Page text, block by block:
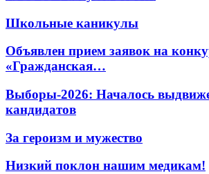
Школьные каникулы
Объявлен прием заявок на
«Гражданская…
Выборы-2026: Началось
кандидатов
За героизм и мужество
Низкий поклон нашим медикам!